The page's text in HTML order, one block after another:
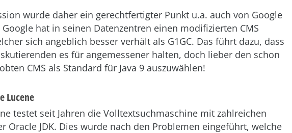
wurde daher ein gerechtfertigter Punkt u.a. auch von Google
hat in seinen Datenzentren einen modifizierten CMS
sich angeblich besser verhält als G1GC. Das führt dazu, dass
es für angemessener halten, doch lieber den schon
CMS als Standard für Java 9 auszuwählen!
Lucene
testet seit Jahren die Volltextsuchmaschine mit zahlreichen
Oracle JDK. Dies wurde nach den Problemen eingeführt, welche